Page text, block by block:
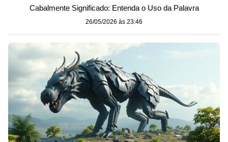
Cabalmente Significado: Entenda o Uso da Palavra
26/05/2026 às 23:46